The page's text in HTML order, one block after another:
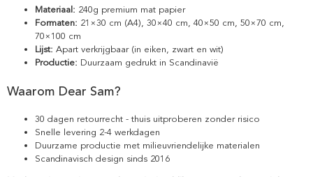
Materiaal: 240g premium mat papier
Formaten: 21×30 cm (A4), 30×40 cm, 40×50 cm, 50×70 cm,
70×100 cm
Lijst: Apart verkrijgbaar (in eiken, zwart en wit)
Productie: Duurzaam gedrukt in Scandinavië
Waarom Dear Sam?
30 dagen retourrecht - thuis uitproberen zonder risico
Snelle levering 2-4 werkdagen
Duurzame productie met milieuvriendelijke materialen
Scandinavisch design sinds 2016